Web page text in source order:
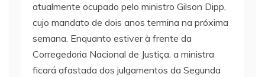
atualmente ocupado pelo ministro Gilson Dipp,
cujo mandato de dois anos termina na próxima
semana. Enquanto estiver à frente da
Corregedoria Nacional de Justiça, a ministra
ficará afastada dos julgamentos da Segunda